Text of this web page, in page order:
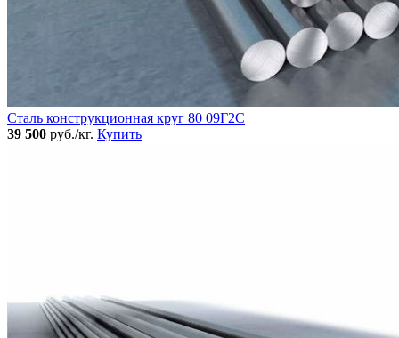
Сталь конструкционная круг 80 09Г2С
39 500 руб./кг. Купить